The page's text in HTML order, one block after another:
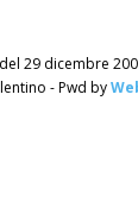
29 dicembre
- Pwd by